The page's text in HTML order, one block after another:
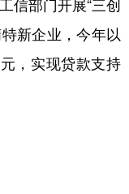
新企业，今年以
，实现贷款支持